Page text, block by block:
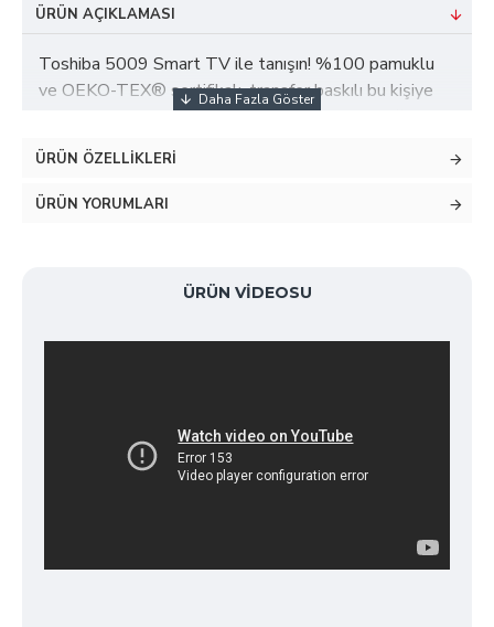
ÜRÜN AÇIKLAMASI
Toshiba 5009 Smart TV ile tanışın! %100 pamuklu
ve OEKO-TEX® sertifikalı, transfer baskılı bu kişiye
özel , Morivo Tekstil’in deneyimli üretimiyle sağlıklı,
konforlu ve dayanıklıdır. İster isim, ister tarih ekleyin;
sevdiklerinize unutulmaz bir hediye sunun. İlk anları
güvenle ve şıklıkla karşılayın!
ÜRÜN ÖZELLIKLERI
ÜRÜN YORUMLARI
ÜRÜN VIDEOSU